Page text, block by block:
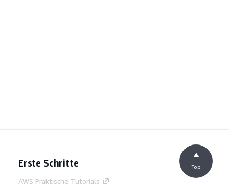
Erste Schritte
AWS Praktische Tutorials
Top